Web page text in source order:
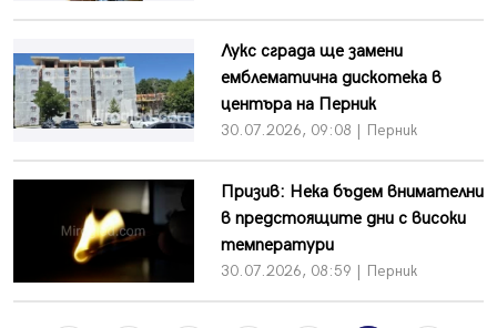
Лукс сграда ще замени
емблематична дискотека в
центъра на Перник
30.07.2026, 09:08 | Перник
Призив: Нека бъдем внимателни
в предстоящите дни с високи
температури
30.07.2026, 08:59 | Перник